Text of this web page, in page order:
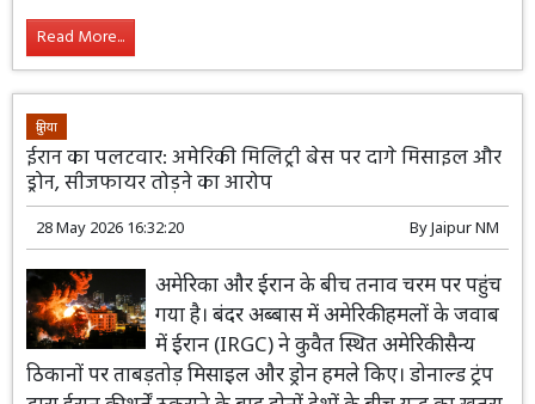
Read More...
दुनिया
ईरान का पलटवार: अमेरिकी मिलिट्री बेस पर दागे मिसाइल और
ड्रोन, सीजफायर तोड़ने का आरोप
28 May 2026 16:32:20 ByJaipur NM
अमेरिका और ईरान के बीच तनाव चरम पर पहुंच
गया है। बंदर अब्बास में अमेरिकी हमलों के जवाब
में ईरान (IRGC) ने कुवैत स्थित अमेरिकी सैन्य
ठिकानों पर ताबड़तोड़ मिसाइल और ड्रोन हमले किए। डोनाल्ड ट्रंप